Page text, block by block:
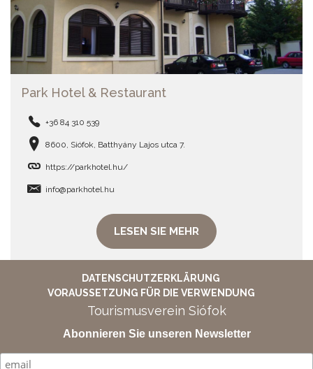
Park Hotel & Restaurant
+36 84 310 539
8600, Siófok, Batthyány Lajos utca 7.
https://parkhotel.hu/
info@parkhotel.hu
LESEN SIE MEHR
DATENSCHUTZERKLÄRUNG
VORAUSSETZUNG FÜR DIE VERWENDUNG
Tourismusverein Siófok
Abonnieren Sie unseren Newsletter